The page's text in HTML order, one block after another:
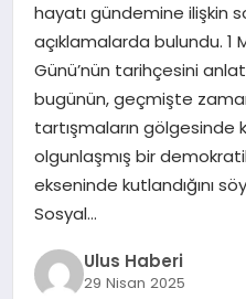
MAGAZIN
SPOR
YAŞAM
hayatı gündemine ilişkin
açıklamalarda bulundu. 1
Günü’nün tarihçesini
bugünün, geçmişte
tartışmaların gölgesinde
olgunlaşmış bir
ekseninde kutlandığını
Sosyal…
Ulus Haberi
29 Nisan 2025